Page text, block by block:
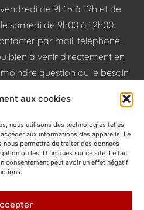
aux cookies
nous utilisons des technologies telles
aux informations des appareils. Le
permettra de traiter des données
ou les ID uniques sur ce site. Le fait
consentement peut avoir un effet négatif
de 9h15 à 12h et de
samedi de 9h00 à 12h00.
par mail, téléphone,
bien à venir directement en
question ou le besoin
consommateurs
PROCHE DE MOI